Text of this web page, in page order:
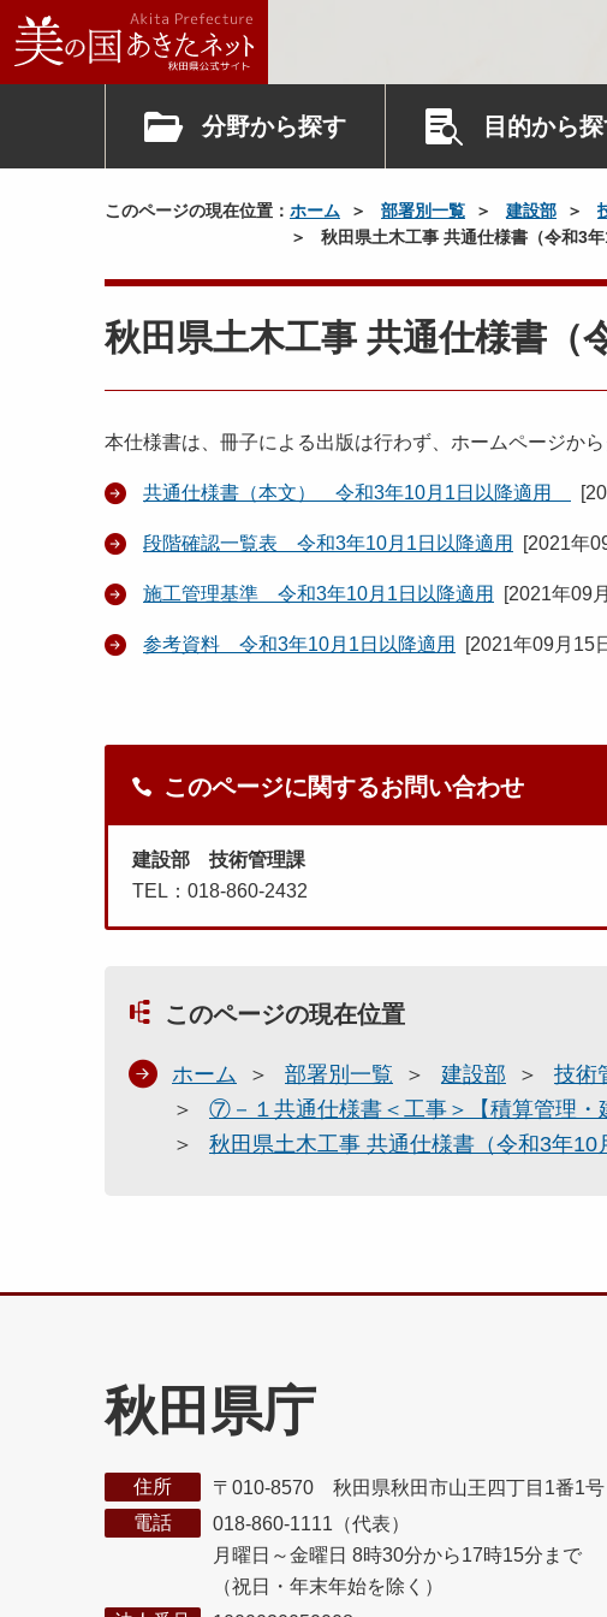
分野から探す 目的から
このページの現在位置： ホーム 部署別一覧 建設部
秋田県土木工事 共通仕様書（令和3年
秋田県土木工事 共通仕様書（
本仕様書は、冊子による出版は行わず、ホームページか
共通仕様書（本文） 令和3年10月1日以降適用 [
段階確認一覧表 令和3年10月1日以降適用 [2021年
施工管理基準 令和3年10月1日以降適用 [2021年09
参考資料 令和3年10月1日以降適用 [2021年09月15
このページに関するお問い合わせ
建設部 技術管理課
TEL：018-860-2432
このページの現在位置
ホーム 部署別一覧 建設部
技術
⑦－１共通仕様書＜工事＞【積算管理・
秋田県土木工事 共通仕様書（令和3年10
秋田県庁
住所
〒010-8570 秋田県秋田市山王四丁目1番1号
電話
018-860-1111（代表）
月曜日～金曜日 8時30分から17時15分まで
（祝日・年末年始を除く）